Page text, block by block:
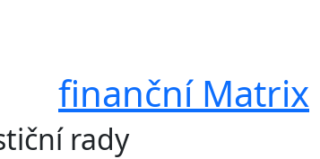
finanční Matrix
rady